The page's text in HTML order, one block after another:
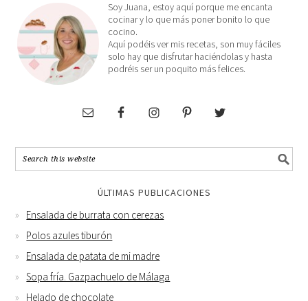
Soy Juana, estoy aquí porque me encanta
cocinar y lo que más poner bonito lo que
cocino.
Aquí podéis ver mis recetas, son muy fáciles
solo hay que disfrutar haciéndolas y hasta
podréis ser un poquito más felices.
ÚLTIMAS PUBLICACIONES
Ensalada de burrata con cerezas
Polos azules tiburón
Ensalada de patata de mi madre
Sopa fría. Gazpachuelo de Málaga
Helado de chocolate